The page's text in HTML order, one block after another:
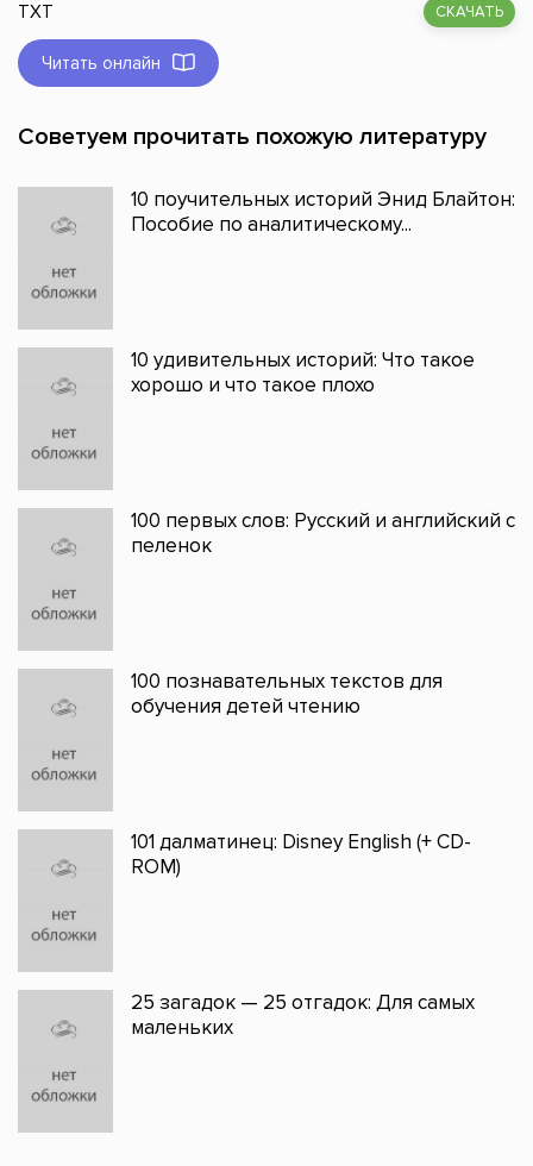
TXT СКАЧАТЬ
Читать онлайн
Советуем прочитать похожую литературу
10 поучительных историй Энид Блайтон:
Пособие по аналитическому...
10 удивительных историй: Что такое
хорошо и что такое плохо
100 первых слов: Русский и английский с
пеленок
100 познавательных текстов для
обучения детей чтению
101 далматинец: Disney English (+ CD-
ROM)
25 загадок — 25 отгадок: Для самых
маленьких